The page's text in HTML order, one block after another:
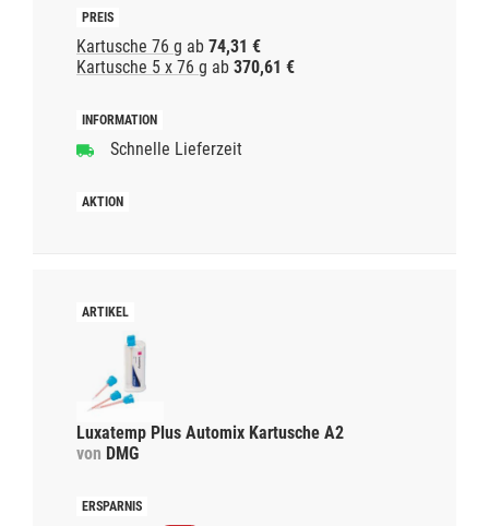
Kartusche 76 g ab 74,31 €
Kartusche 5 x 76 g ab 370,61 €
Schnelle Lieferzeit
Luxatemp Plus Automix Kartusche A2
von DMG